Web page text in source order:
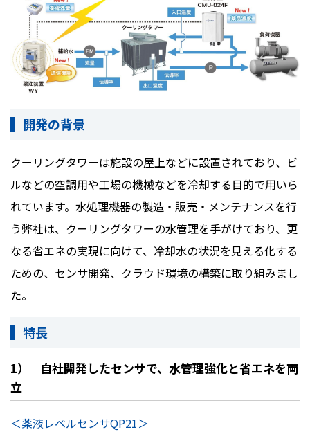
開発の背景
クーリングタワーは施設の屋上などに設置されており、ビ
ルなどの空調用や工場の機械などを冷却する目的で用いら
れています。水処理機器の製造・販売・メンテナンスを行
う弊社は、クーリングタワーの水管理を手がけており、更
なる省エネの実現に向けて、冷却水の状況を見える化する
ための、センサ開発、クラウド環境の構築に取り組みまし
た。
特長
1） 自社開発したセンサで、水管理強化と省エネを両
立
＜薬液レベルセンサQP21＞